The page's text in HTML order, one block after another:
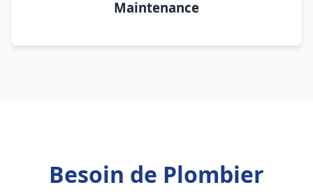
Maintenance
Besoin de Plombier